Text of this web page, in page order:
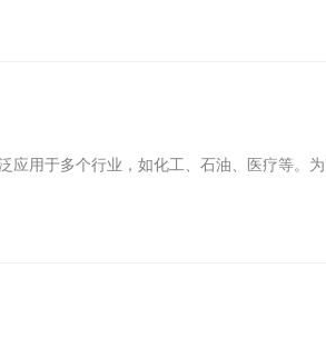
应用于多个行业，如化工、石油、医疗等。